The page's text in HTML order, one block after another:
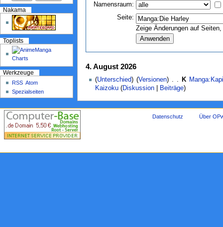
Namensraum:
Seite:
Zeige Änderungen auf
4. August 2026
(Unterschied) (Versionen) . . K
Kaizoku (Diskussion| Beiträge)
Nakama
Toplists
Werkzeuge
RSS Atom
Spezialseiten
Datenschutz Über